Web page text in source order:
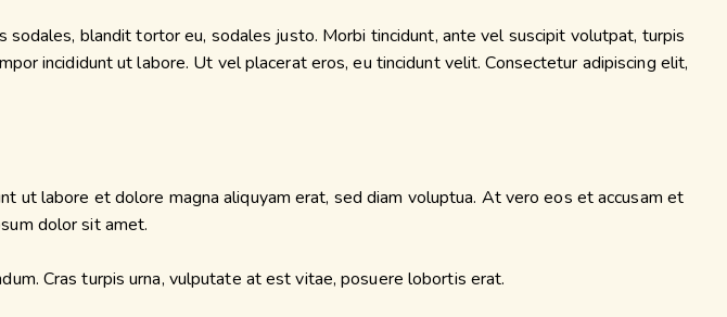
sodales, blandit tortor eu, sodales justo. Morbi tincidunt, ante vel suscipit volutpat, turpis
incididunt ut labore. Ut vel placerat eros, eu tincidunt velit. Consectetur adipiscing elit,
ut labore et dolore magna aliquyam erat, sed diam voluptua. At vero eos et accusam et
dolor sit amet.
Cras turpis urna, vulputate at est vitae, posuere lobortis erat.